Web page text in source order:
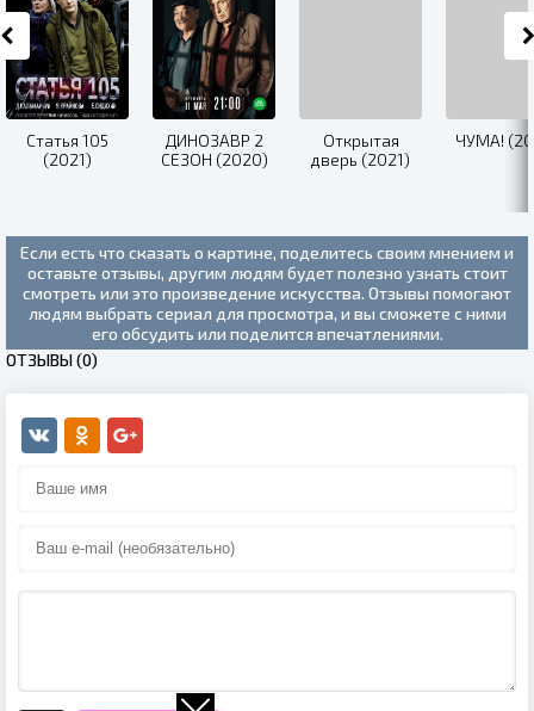
Статья 105
(2021)
ДИНОЗАВР 2
СЕЗОН (2020)
Открытая
дверь (2021)
ЧУМА!
Если есть что сказать о картине, поделитесь своим мнением и
оставьте отзывы, другим людям будет полезно узнать стоит
смотреть или это произведение искусства. Отзывы помогают
людям выбрать сериал для просмотра, и вы сможете с ними
его обсудить или поделится впечатлениями.
ОТЗЫВЫ (0)